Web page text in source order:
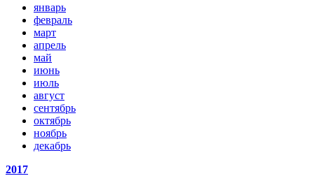
январь
февраль
март
апрель
май
июнь
июль
август
сентябрь
октябрь
ноябрь
декабрь
2017